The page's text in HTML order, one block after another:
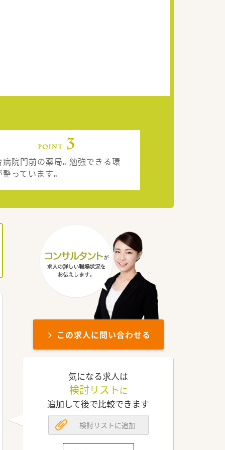
病院門前の薬局。勉強できる環
っています。
この求人に問い合わせる
気になる求人は
検討リスト に
追加して後で比較できます
検討リストに追加